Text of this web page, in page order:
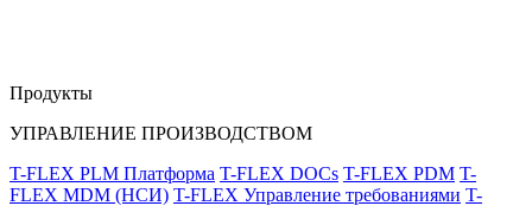
Продукты
УПРАВЛЕНИЕ ПРОИЗВОДСТВОМ
T-FLEX PLM Платформа T-FLEX DOCs T-FLEX PDM T-
FLEX MDM (НСИ) T-FLEX Управление требованиями T-